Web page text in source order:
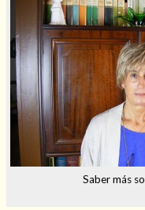
Saber más